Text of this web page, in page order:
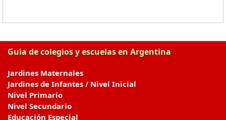
Guia de colegios y escuelas en Argentina
Jardines Maternales
Jardines de Infantes / Nivel Inicial
Nivel Primario
Nivel Secundario
Educación Especial